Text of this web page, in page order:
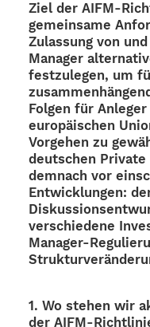
Ziel der AIFM-
gemein­same
Zulas­sung von
Mana­ger
fest­zu­le­gen, um
Folgen für
euro­päi­schen
Vorge­hen zu
deut­schen
demnach vor
Entwick­lun­gen:
verschie­dene
Mana­­ger-
1. Wo stehen wir
der AIFM-